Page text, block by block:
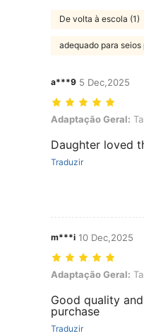
De volta à escola (1)
adequado para seios
a***9 5 Dec,2025
Adaptação Geral:
Adaptação Geral:
Daughter loved
Traduzir
m***i 10 Dec,2025
Adaptação Geral:
Adaptação Geral:
Good quality
purchase
Traduzir